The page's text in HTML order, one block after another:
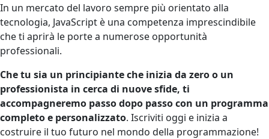
In un mercato del lavoro sempre più orientato alla
tecnologia, JavaScript è una competenza imprescindibile
che ti aprirà le porte a numerose opportunità
professionali.
Che tu sia un principiante che inizia da zero o un
professionista in cerca di nuove sfide, ti
accompagneremo passo dopo passo con un programma
completo e personalizzato. Iscriviti oggi e inizia a
costruire il tuo futuro nel mondo della programmazione!